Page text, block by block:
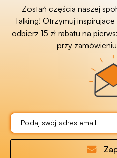
Zostań częścią naszej
Talking! Otrzymuj
odbierz 15 zł rabatu na
przy